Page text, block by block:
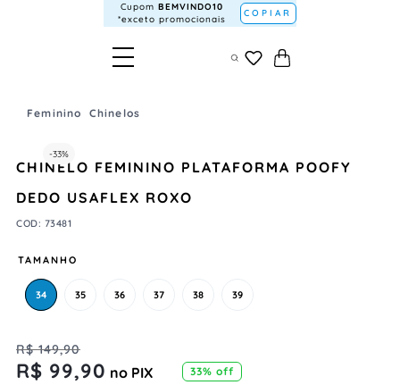
Cupom BEMVINDO10
*exceto promocionais
COPIAR
Feminino Chinelos
-33%
CHINELO FEMININO PLATAFORMA POOFY
DEDO USAFLEX ROXO
COD: 73481
TAMANHO
34 35 36 37 38 39
R$ 149,90
R$ 99,90 no PIX 33% off